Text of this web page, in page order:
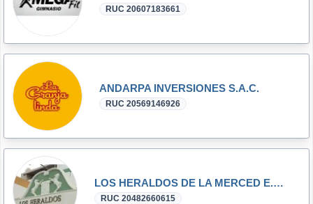
RUC 20607183661
ANDARPA INVERSIONES S.A.C.
RUC 20569146926
LOS HERALDOS DE LA MERCED E.I.R.L.
RUC 20482660615